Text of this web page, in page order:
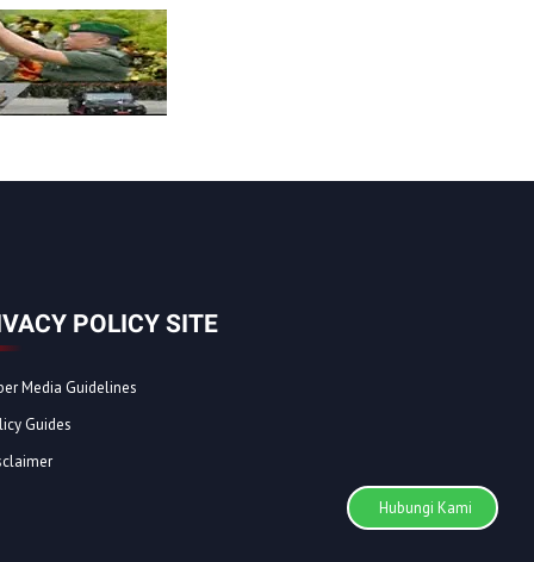
POLICY SITE
Media Guidelines
Guides
Hubungi Kami